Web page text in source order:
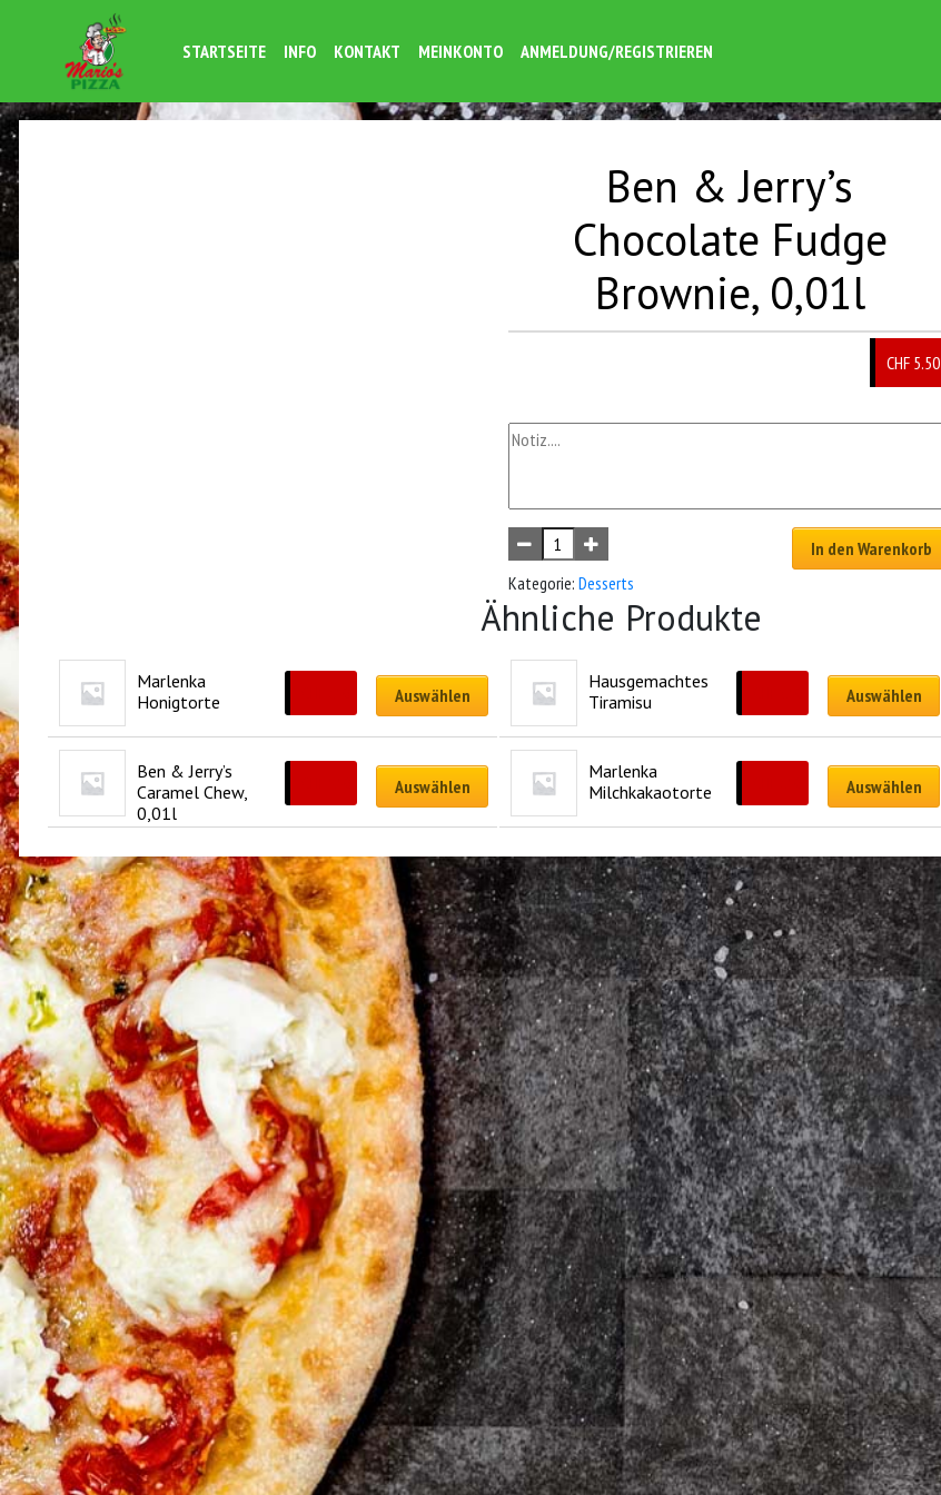
STARTSEITE INFO KONTAKT MEINKONTO ANMELDUNG/REGISTRIEREN
Ben & Jerry’s
Chocolate Fudge
Brownie, 0,01l
CHF 5.50
In den Warenkorb
Kategorie: Desserts
Ähnliche Produkte
Marlenka
Honigtorte
Auswählen
Hausgemachtes
Tiramisu
Auswählen
Ben & Jerry’s
Caramel Chew,
0,01l
Auswählen
Marlenka
Milchkakaotorte
Auswählen